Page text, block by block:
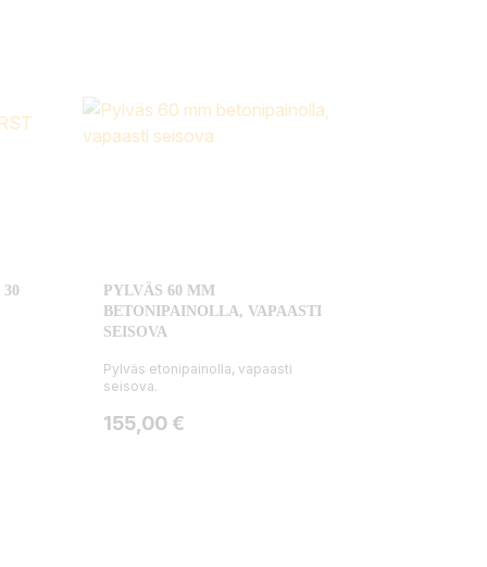
PYLVÄS 60 MM
BETONIPAINOLLA, VAPAASTI
SEISOVA
Pylväs etonipainolla, vapaasti
seisova.
Hinta
155,00 €